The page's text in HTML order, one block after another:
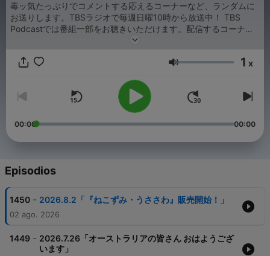
毒ッ気たっぷりでコメントする応えるコーナーなど、ランダムに
お送りします。TBSラジオで毎週日曜10時から放送中！ TBS
Podcastでは番組一部をお聴きいただけます。配信するコーナ
ー、箇所、更新日時などは番組の都合上変更する可能性がござい
さい。 --- オンエア全編はradikoでお聴きいただけます↓
Podcast：https://www.tbsradio.jp/podcast/
Volumen 1 x
00:00 00:00
Episodios
1450 - 2026.8.2「『ねこずみ・うささわ』販売開始！」
02 ago. 2026
1449 - 2026.7.26「オーストラリアの皆さん おはようござ
います」